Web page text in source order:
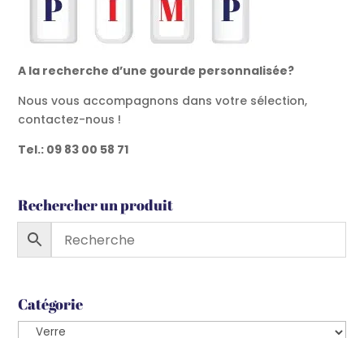
A la recherche d’une gourde personnalisée?
Nous vous accompagnons dans votre sélection,
contactez-nous !
Tel.: 09 83 00 58 71
Rechercher un produit
Catégorie